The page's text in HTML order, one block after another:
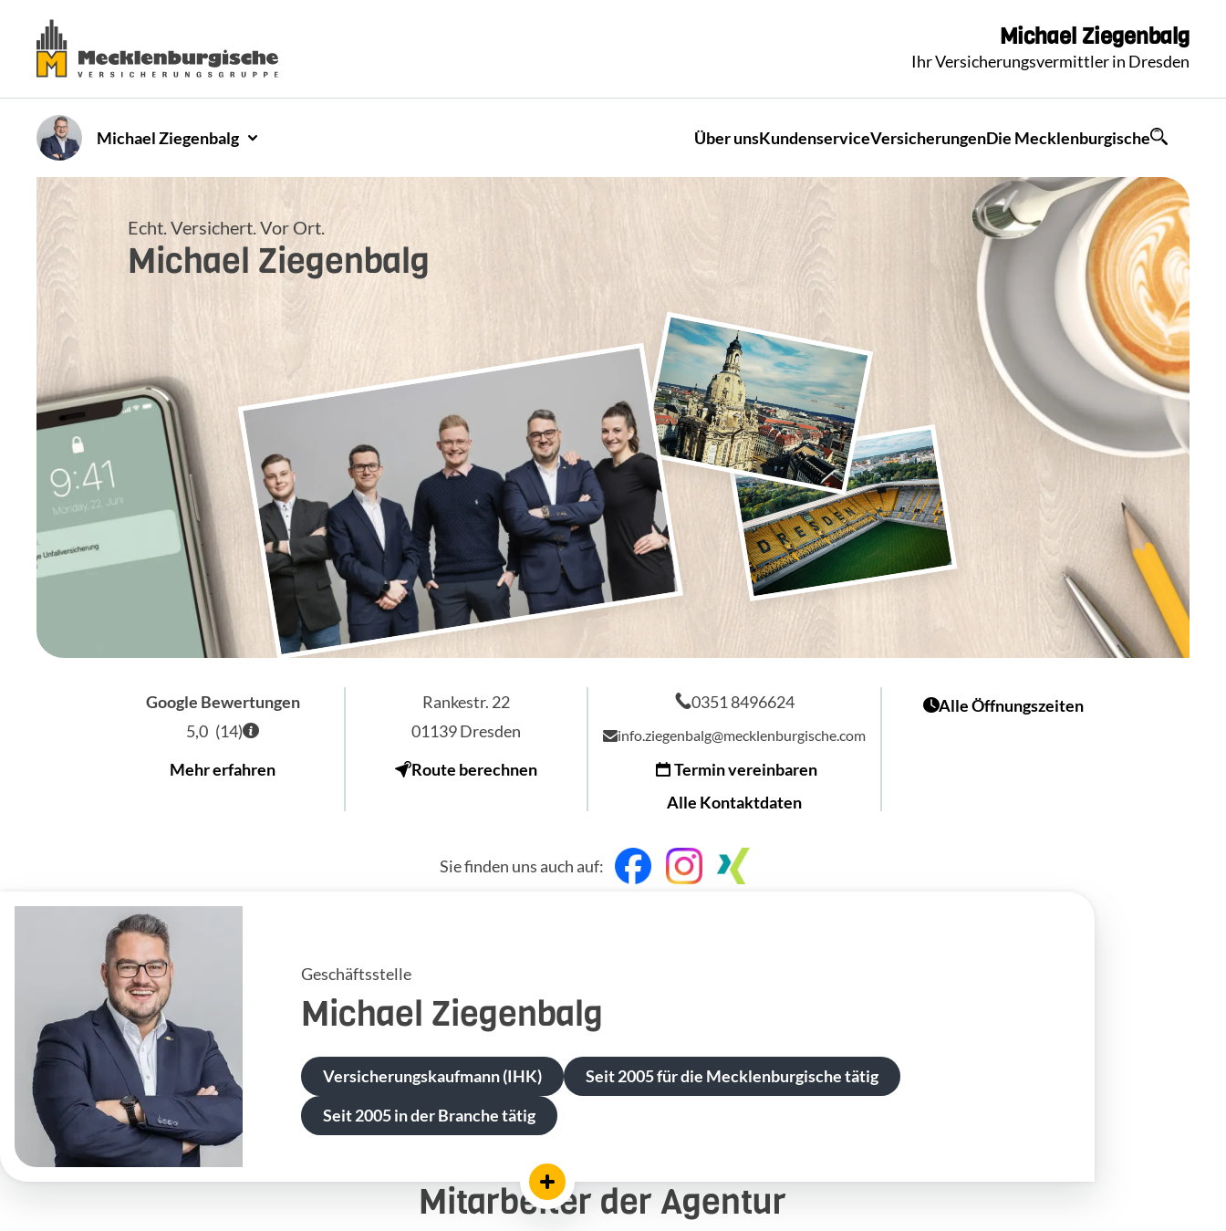
MichaelZiegenbalg
Ihr Versicherungsvermittler in Dresden
MichaelZiegenbalg Über unsKundenserviceVersicherungenDie Mecklenburgische
Michael Ziegenbalg
Echt. Versichert. Vor Ort.
Google Bewertungen
5,0 (14)
Mehr erfahren
Rankestr. 22
01139Dresden
Route berechnen
0351 8496624
info.ziegenbalg@mecklenburgische.com
Termin vereinbaren
Alle Kontaktdaten
Alle Öffnungszeiten
Sie finden uns auch auf:
Geschäftsstelle
Michael Ziegenbalg
Versicherungskaufmann (IHK)
Seit 2005 für die Mecklenburgische tätig
Seit 2005 in der Branche tätig
Mitarbeiter der Agentur